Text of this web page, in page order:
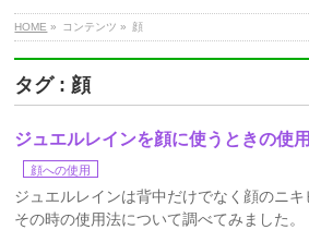
HOME » コンテンツ » 顔
タグ : 顔
ジュエルレインを顔に使うときの使
顔への使用
ジュエルレインは背中だけでなく顔のニキ
その時の使用法について調べてみました。